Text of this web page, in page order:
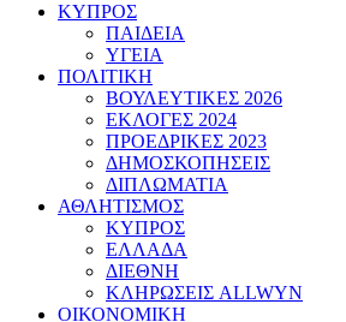
ΚΥΠΡΟΣ
ΠΑΙΔΕΙΑ
ΥΓΕΙΑ
ΠΟΛΙΤΙΚΗ
ΒΟΥΛΕΥΤΙΚΕΣ 2026
ΕΚΛΟΓΕΣ 2024
ΠΡΟΕΔΡΙΚΕΣ 2023
ΔΗΜΟΣΚΟΠΗΣΕΙΣ
ΔΙΠΛΩΜΑΤΙΑ
ΑΘΛΗΤΙΣΜΟΣ
ΚΥΠΡΟΣ
ΕΛΛΑΔΑ
ΔΙΕΘΝΗ
ΚΛΗΡΩΣΕΙΣ ALLWYN
ΟΙΚΟΝΟΜΙΚΗ